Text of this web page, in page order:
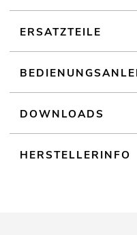
ERSATZTEILE
DOWNLOADS
HERSTELLERINFO